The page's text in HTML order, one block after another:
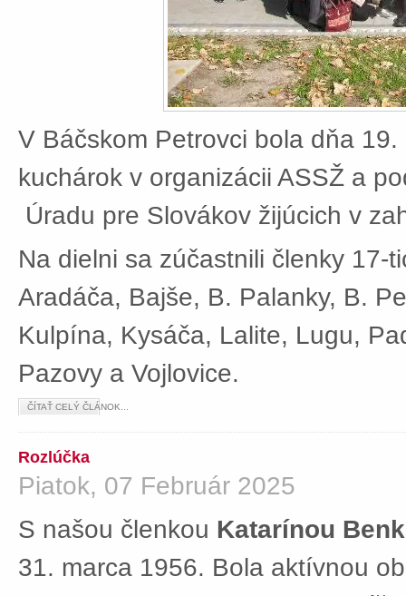
V Báčskom Petrovci bola dňa
kuchárok v organizácii ASSŽ a
Úradu pre Slovákov žijúcich v
Na dielni sa zúčastnili členky 17-
Aradáča, Bajše, B. Palanky, B.
Kulpína, Kysáča, Lalite, Lugu,
Pazovy a Vojlovice.
ČÍTAŤ CELÝ ČLÁNOK...
Rozlúčka
Piatok, 07 Február 2025
S našou členkou Katarínou
31. marca 1956. Bola aktívnou